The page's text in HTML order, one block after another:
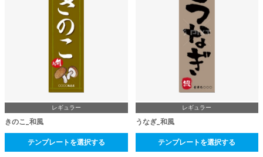
レギュラー
きのこ_和風
テンプレートを選択する
レギュラー
うなぎ_和風
テンプレートを選択する